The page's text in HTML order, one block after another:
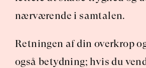
nærværende i samtalen.
Retningen af din overkrop
også betydning; hvis du